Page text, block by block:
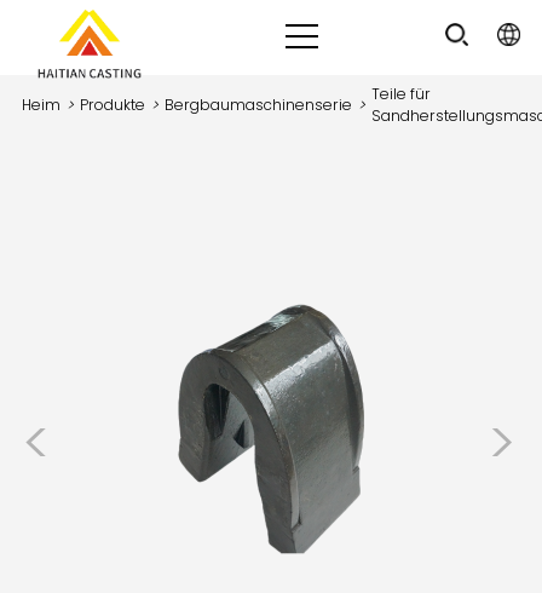
Heim > Produkte > Bergbaumaschinenserie >
Teile für
>
<